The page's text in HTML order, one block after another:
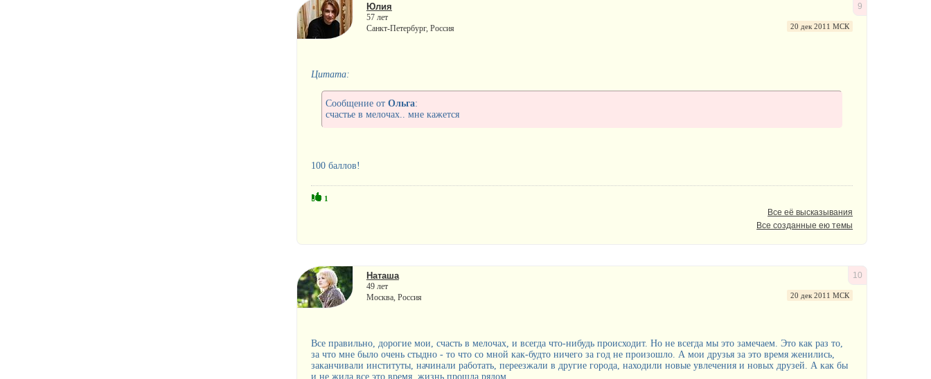
9
Юлия
57 лет
Санкт-Петербург, Россия
20 дек 2011 МСК
Цитата:
Сообщение от Ольга:
счастье в мелочах.. мне кажется
100 баллов!
1
Все её высказывания
Все созданные ею темы
10
Наташа
49 лет
Москва, Россия
20 дек 2011 МСК
Все правильно, дорогие мои, счасть в мелочах, и всегда что-нибудь происходит. Но не всегда мы это замечаем. Это как раз то,
за что мне было очень стыдно - то что со мной как-будто ничего за год не произошло. А мои друзья за это время женились,
заканчивали институты, начинали работать, переезжали в другие города, находили новые увлечения и новых друзей. А как бы
и не жила все это время, жизнь прошла рядом.